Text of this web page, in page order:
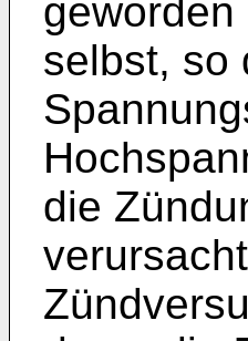
selbst, so
die